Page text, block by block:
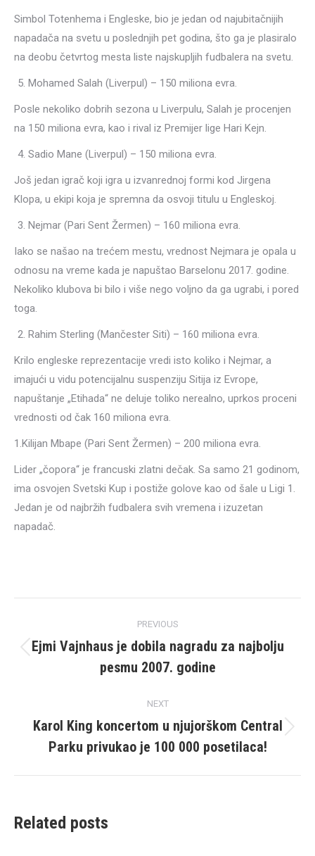
Simbol Totenhema i Engleske, bio je jedan od najubitačnijih
napadača na svetu u poslednjih pet godina, što ga je plasiralo
na deobu četvrtog mesta liste najskupljih fudbalera na svetu.
Mohamed Salah (Liverpul) – 150 miliona evra.
Posle nekoliko dobrih sezona u Liverpulu, Salah je procenjen
na 150 miliona evra, kao i rival iz Premijer lige Hari Kejn.
Sadio Mane (Liverpul) – 150 miliona evra.
Još jedan igrač koji igra u izvanrednoj formi kod Jirgena
Klopa, u ekipi koja je spremna da osvoji titulu u Engleskoj.
Nejmar (Pari Sent Žermen) – 160 miliona evra.
Iako se našao na trećem mestu, vrednost Nejmara je opala u
odnosu na vreme kada je napuštao Barselonu 2017. godine.
Nekoliko klubova bi bilo i više nego voljno da ga ugrabi, i pored
toga.
Rahim Sterling (Mančester Siti) – 160 miliona evra.
Krilo engleske reprezentacije vredi isto koliko i Nejmar, a
imajući u vidu potencijalnu suspenziju Sitija iz Evrope,
napuštanje „Etihada“ ne deluje toliko nerealno, uprkos proceni
vrednosti od čak 160 miliona evra.
1.Kilijan Mbape (Pari Sent Žermen) – 200 miliona evra.
Lider „čopora“ je francuski zlatni dečak. Sa samo 21 godinom,
ima osvojen Svetski Kup i postiže golove kao od šale u Ligi 1.
Jedan je od najbržih fudbalera svih vremena i izuzetan
napadač.
navigation
PREVIOUS
Previous
post:
Ejmi Vajnhaus je dobila nagradu za najbolju
pesmu 2007. godine
NEXT
Next
post:
Karol King koncertom u njujorškom Central
Parku privukao je 100 000 posetilaca!
Related posts